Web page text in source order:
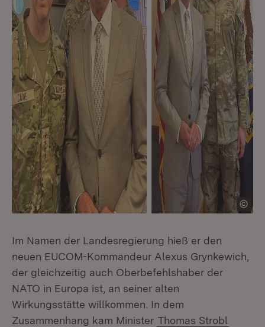
Im Namen der Landesregierung hieß er den
neuen EUCOM-Kommandeur Alexus Grynkewich,
der gleichzeitig auch Oberbefehlshaber der
NATO in Europa ist, an seiner alten
Wirkungsstätte willkommen. In dem
Zusammenhang kam Minister Thomas Strobl